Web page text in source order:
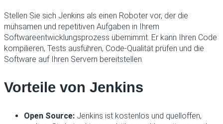
Stellen Sie sich Jenkins als einen Roboter vor, der die
mühsamen und repetitiven Aufgaben in Ihrem
Softwareentwicklungsprozess übernimmt. Er kann Ihren Code
kompilieren, Tests ausführen, Code-Qualität prüfen und die
Software auf Ihren Servern bereitstellen.
Vorteile von Jenkins
Open Source: Jenkins ist kostenlos und quelloffen,